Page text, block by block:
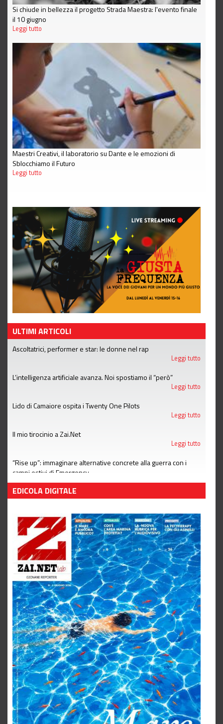
Si chiude in bellezza il progetto Strada Maestra: l'evento finale
il 10 giugno
Leggi tutto
Maestri Creativi, il laboratorio su Dante e le emozioni di
Sblocchiamo il Futuro
Leggi tutto
ULTIMI ARTICOLI
Ascoltatrici, performer e star: le donne nel rap
Leggi tutto
L’intelligenza artificiale avanza. Noi spostiamo il “però”
Leggi tutto
Lido di Camaiore ospita i Twenty One Pilots
Leggi tutto
Il mio tirocinio a Zai.Net
Leggi tutto
“Rise up”: immaginare alternative concrete alla guerra con i
campi estivi di Emergency
Leggi tutto
EDICOLA DIGITALE